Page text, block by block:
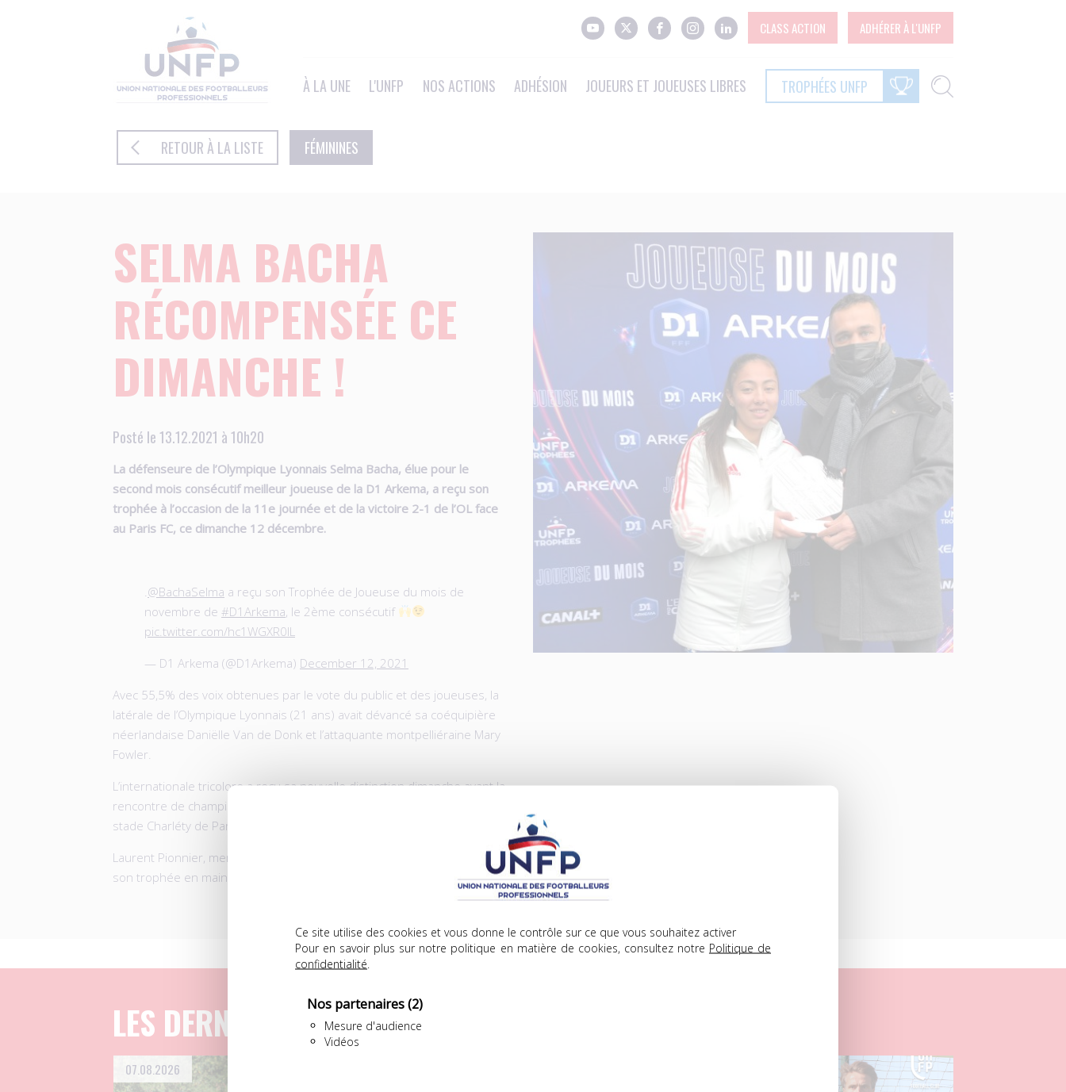
Ce site utilise des cookies et vous donne le contrôle sur ce que vous souhaitez activer
Pour en savoir plus sur notre politique en matière de cookies, consultez notre Politique de
confidentialité
Nos partenaires(2)
Mesure d'audience
Vidéos
CLASS ACTION ADHÉRER À L'UNFP
À LA UNE L'UNFP NOS ACTIONS ADHÉSION JOUEURS ET JOUEUSES LIBRES TROPHÉES UNFP
RETOUR À LA LISTE FÉMININES
SELMA BACHA
RÉCOMPENSÉE CE
DIMANCHE !
Posté le 13.12.2021 à 10h20
La défenseure de l’Olympique Lyonnais Selma Bacha, élue pour le
second mois consécutif meilleur joueuse de la D1 Arkema, a reçu son
trophée à l’occasion de la 11e journée et de la victoire 2-1 de l’OL face
au Paris FC, ce dimanche 12 décembre.
@BachaSelma a reçu son Trophée de Joueuse du mois de
novembre de #D1Arkema , le 2ème consécutif
pic.twitter.com/hc1WGXR0IL
— D1 Arkema (@D1Arkema) December 12, 2021
Avec 55,5% des voix obtenues par le vote du public et des joueuses, la
latérale de l’Olympique Lyonnais (21 ans) avait dévancé sa coéquipière
néerlandaise Daniëlle Van de Donk et l’attaquante montpelliéraine Mary
Fowler.
L’internationale tricolore a reçu sa nouvelle distinction dimanche avant la
rencontre de championnat entre le Paris FC et l’Olympique Lyonnais, au
stade Charléty de Paris.
Laurent Pionnier, membre du département féminin de l’UNFP, lui a remis
son trophée en mains propres à l’issue de l’échauffement.
LES DERNIERS ARTICLES
07.08.2026